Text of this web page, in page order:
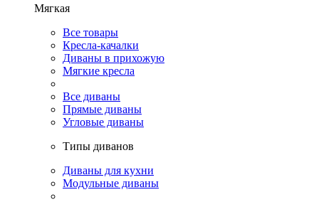
Мягкая
Все товары
Кресла-качалки
Диваны в прихожую
Мягкие кресла
Все диваны
Прямые диваны
Угловые диваны
Типы диванов
Диваны для кухни
Модульные диваны